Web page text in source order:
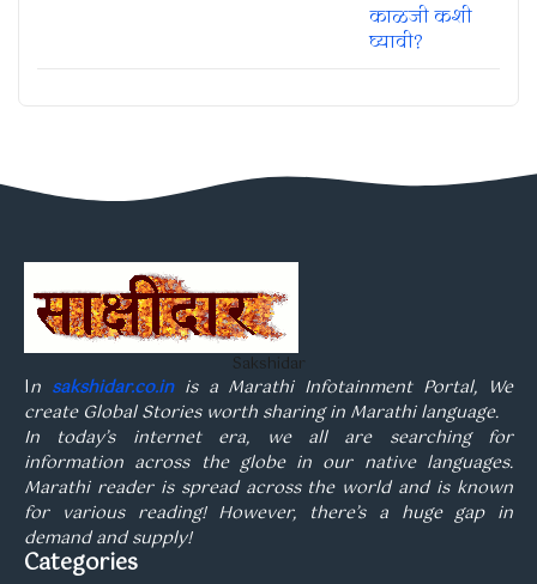
Sakshidar
In sakshidar.co.inis a Marathi Infotainment Portal, We
create Global Stories worth sharing in Marathi language.
In today’s internet era, we all are searching for
information across the globe in our native languages.
Marathi reader is spread across the world and is known
for various reading! However, there’s a huge gap in
demand and supply!
Categories